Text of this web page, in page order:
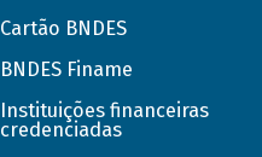
Cartão BNDES
BNDES Finame
Instituições financeiras
credenciadas